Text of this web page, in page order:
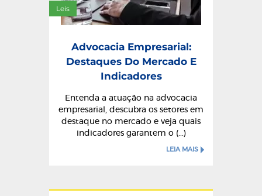
Leis
Advocacia Empresarial:
Destaques Do Mercado E
Indicadores
Entenda a atuação na advocacia
empresarial, descubra os setores em
destaque no mercado e veja quais
indicadores garantem o (...)
LEIA MAIS